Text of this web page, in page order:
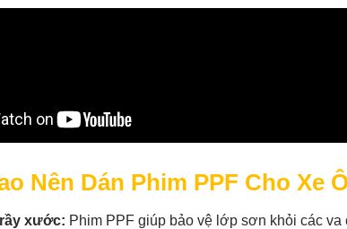
Nên Dán Phim PPF Cho Xe
xước: Phim PPF giúp bảo vệ lớp sơn khỏi các